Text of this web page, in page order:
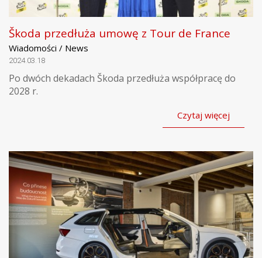
Škoda przedłuża umowę z Tour de France
Wiadomości / News
2024.03.18
Po dwóch dekadach Škoda przedłuża współpracę do
2028 r.
Czytaj więcej